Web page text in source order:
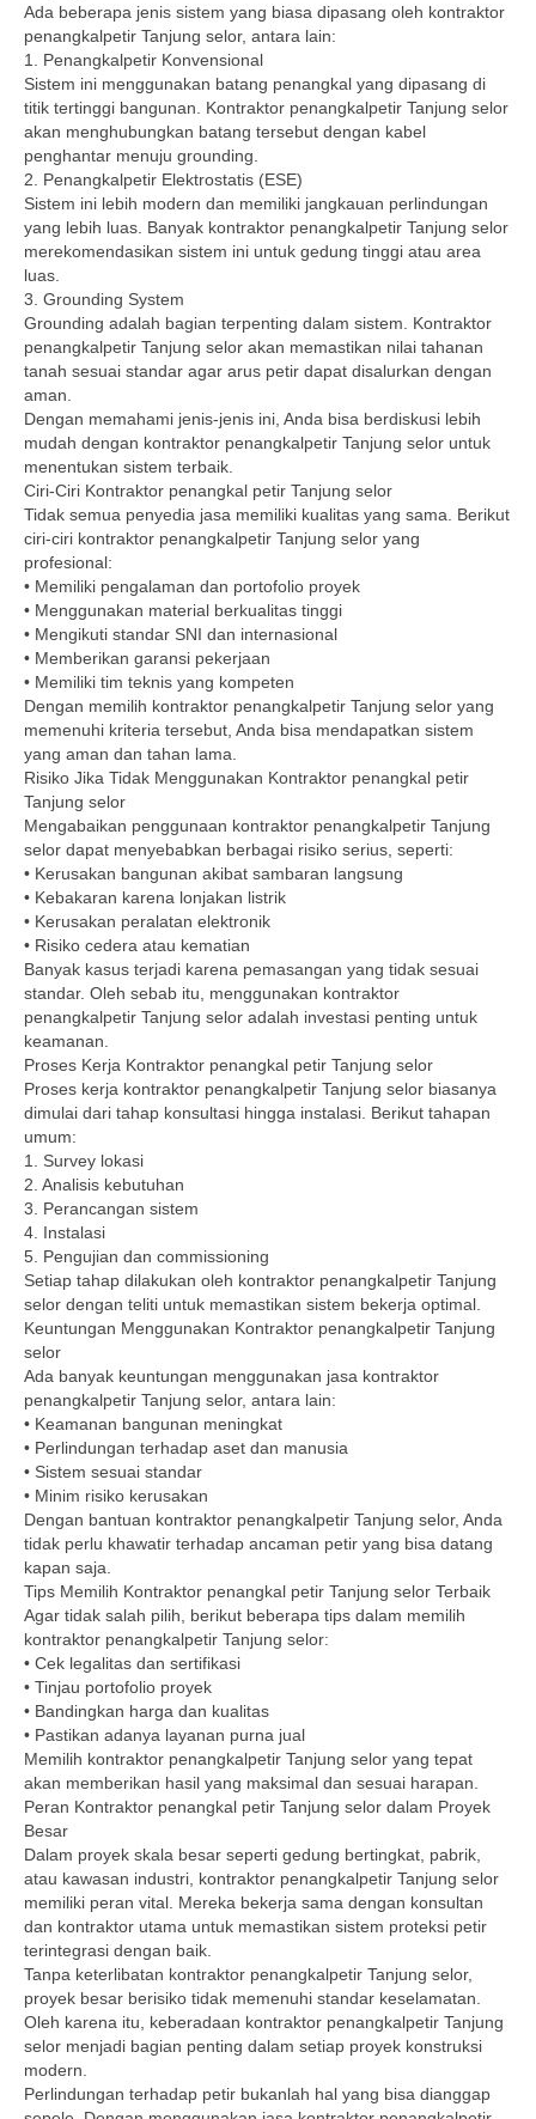
Ada beberapa jenis sistem yang biasa dipasang oleh kontraktor
penangkalpetir Tanjung selor, antara lain:
1. Penangkalpetir Konvensional
Sistem ini menggunakan batang penangkal yang dipasang di
titik tertinggi bangunan. Kontraktor penangkalpetir Tanjung selor
akan menghubungkan batang tersebut dengan kabel
penghantar menuju grounding.
2. Penangkalpetir Elektrostatis (ESE)
Sistem ini lebih modern dan memiliki jangkauan perlindungan
yang lebih luas. Banyak kontraktor penangkalpetir Tanjung selor
merekomendasikan sistem ini untuk gedung tinggi atau area
luas.
3. Grounding System
Grounding adalah bagian terpenting dalam sistem. Kontraktor
penangkalpetir Tanjung selor akan memastikan nilai tahanan
tanah sesuai standar agar arus petir dapat disalurkan dengan
aman.
Dengan memahami jenis-jenis ini, Anda bisa berdiskusi lebih
mudah dengan kontraktor penangkalpetir Tanjung selor untuk
menentukan sistem terbaik.
Ciri-Ciri Kontraktor penangkal petir Tanjung selor
Tidak semua penyedia jasa memiliki kualitas yang sama. Berikut
ciri-ciri kontraktor penangkalpetir Tanjung selor yang
profesional:
• Memiliki pengalaman dan portofolio proyek
• Menggunakan material berkualitas tinggi
• Mengikuti standar SNI dan internasional
• Memberikan garansi pekerjaan
• Memiliki tim teknis yang kompeten
Dengan memilih kontraktor penangkalpetir Tanjung selor yang
memenuhi kriteria tersebut, Anda bisa mendapatkan sistem
yang aman dan tahan lama.
Risiko Jika Tidak Menggunakan Kontraktor penangkal petir
Tanjung selor
Mengabaikan penggunaan kontraktor penangkalpetir Tanjung
selor dapat menyebabkan berbagai risiko serius, seperti:
• Kerusakan bangunan akibat sambaran langsung
• Kebakaran karena lonjakan listrik
• Kerusakan peralatan elektronik
• Risiko cedera atau kematian
Banyak kasus terjadi karena pemasangan yang tidak sesuai
standar. Oleh sebab itu, menggunakan kontraktor
penangkalpetir Tanjung selor adalah investasi penting untuk
keamanan.
Proses Kerja Kontraktor penangkal petir Tanjung selor
Proses kerja kontraktor penangkalpetir Tanjung selor biasanya
dimulai dari tahap konsultasi hingga instalasi. Berikut tahapan
umum:
1. Survey lokasi
2. Analisis kebutuhan
3. Perancangan sistem
4. Instalasi
5. Pengujian dan commissioning
Setiap tahap dilakukan oleh kontraktor penangkalpetir Tanjung
selor dengan teliti untuk memastikan sistem bekerja optimal.
Keuntungan Menggunakan Kontraktor penangkalpetir Tanjung
selor
Ada banyak keuntungan menggunakan jasa kontraktor
penangkalpetir Tanjung selor, antara lain:
• Keamanan bangunan meningkat
• Perlindungan terhadap aset dan manusia
• Sistem sesuai standar
• Minim risiko kerusakan
Dengan bantuan kontraktor penangkalpetir Tanjung selor, Anda
tidak perlu khawatir terhadap ancaman petir yang bisa datang
kapan saja.
Tips Memilih Kontraktor penangkal petir Tanjung selor Terbaik
Agar tidak salah pilih, berikut beberapa tips dalam memilih
kontraktor penangkalpetir Tanjung selor:
• Cek legalitas dan sertifikasi
• Tinjau portofolio proyek
• Bandingkan harga dan kualitas
• Pastikan adanya layanan purna jual
Memilih kontraktor penangkalpetir Tanjung selor yang tepat
akan memberikan hasil yang maksimal dan sesuai harapan.
Peran Kontraktor penangkal petir Tanjung selor dalam Proyek
Besar
Dalam proyek skala besar seperti gedung bertingkat, pabrik,
atau kawasan industri, kontraktor penangkalpetir Tanjung selor
memiliki peran vital. Mereka bekerja sama dengan konsultan
dan kontraktor utama untuk memastikan sistem proteksi petir
terintegrasi dengan baik.
Tanpa keterlibatan kontraktor penangkalpetir Tanjung selor,
proyek besar berisiko tidak memenuhi standar keselamatan.
Oleh karena itu, keberadaan kontraktor penangkalpetir Tanjung
selor menjadi bagian penting dalam setiap proyek konstruksi
modern.
Perlindungan terhadap petir bukanlah hal yang bisa dianggap